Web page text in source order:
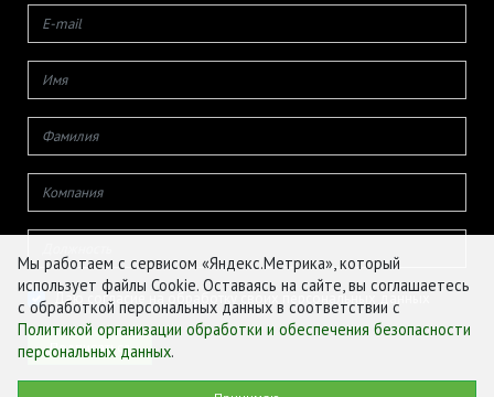
Даю согласие на обработку своих персональных данных
Мы работаем с сервисом «Яндекс.Метрика», который
использует файлы Cookie. Оставаясь на сайте, вы соглашаетесь
с обработкой персональных данных в соответствии с
Политикой организации обработки и обеспечения безопасности
персональных данных.